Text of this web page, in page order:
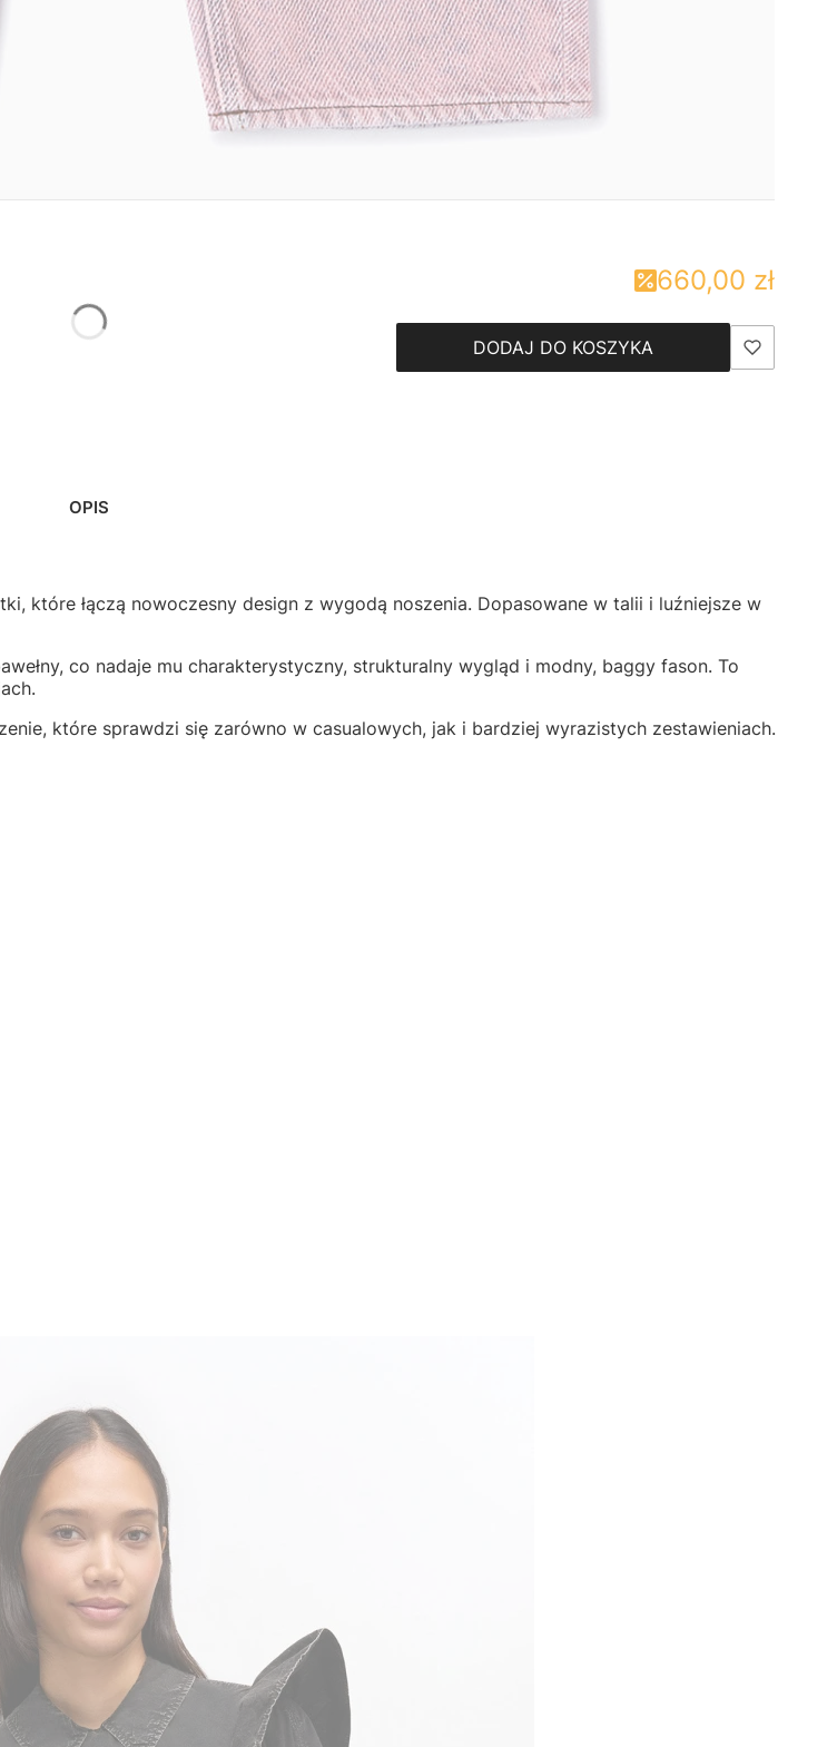
660,00 zł
DODAJ DO KOSZYKA
OPIS
które łączą nowoczesny design z wygodą noszenia. Dopasowane w talii i luźniejsze w
co nadaje mu charakterystyczny, strukturalny wygląd i modny, baggy fason. To
które sprawdzi się zarówno w casualowych, jak i bardziej wyrazistych zestawieniach.